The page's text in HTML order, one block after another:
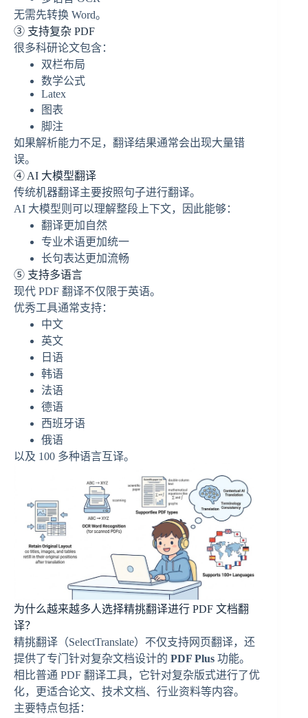
无需先转换 Word。
③ 支持复杂 PDF
很多科研论文包含：
双栏布局
数学公式
Latex
图表
脚注
如果解析能力不足，翻译结果通常会出现大量错
误。
④ AI 大模型翻译
传统机器翻译主要按照句子进行翻译。
AI 大模型则可以理解整段上下文，因此能够：
翻译更加自然
专业术语更加统一
长句表达更加流畅
⑤ 支持多语言
现代 PDF 翻译不仅限于英语。
优秀工具通常支持：
中文
英文
日语
韩语
法语
德语
西班牙语
俄语
以及 100 多种语言互译。
为什么越来越多人选择精挑翻译进行 PDF 文档翻
译？
精挑翻译（SelectTranslate）不仅支持网页翻译，还
提供了专门针对复杂文档设计的 PDF Plus 功能。
相比普通 PDF 翻译工具，它针对复杂版式进行了优
化，更适合论文、技术文档、行业资料等内容。
主要特点包括：